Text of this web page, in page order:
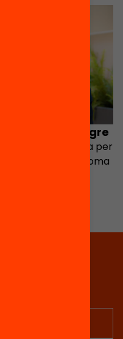
Miquel Àngel Alegre
Doctor en Sociologia per
la Universitat Autònoma